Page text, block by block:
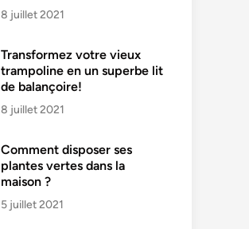
8 juillet 2021
Transformez votre vieux
trampoline en un superbe lit
de balançoire!
8 juillet 2021
Comment disposer ses
plantes vertes dans la
maison ?
5 juillet 2021